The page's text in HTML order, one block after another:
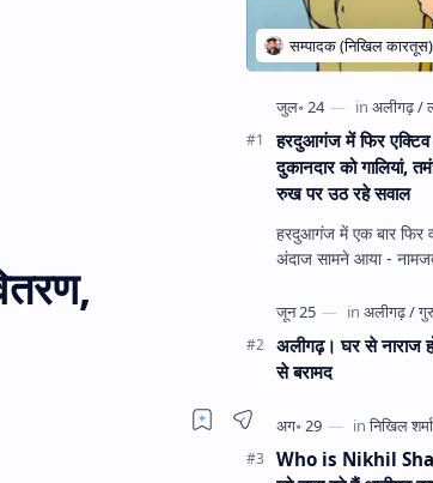
हरदुआगंज में फिर
दुकानदार को गालियां,
रुख पर उठ रहे सवाल
हरदुआगंज में एक बार फिर
अंदाज सामने आया -
घंटे हव…
अलीगढ़। घर से नाराज
से बरामद
Who is Nikhil